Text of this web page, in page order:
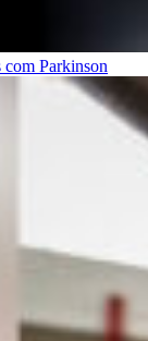
com Parkinson